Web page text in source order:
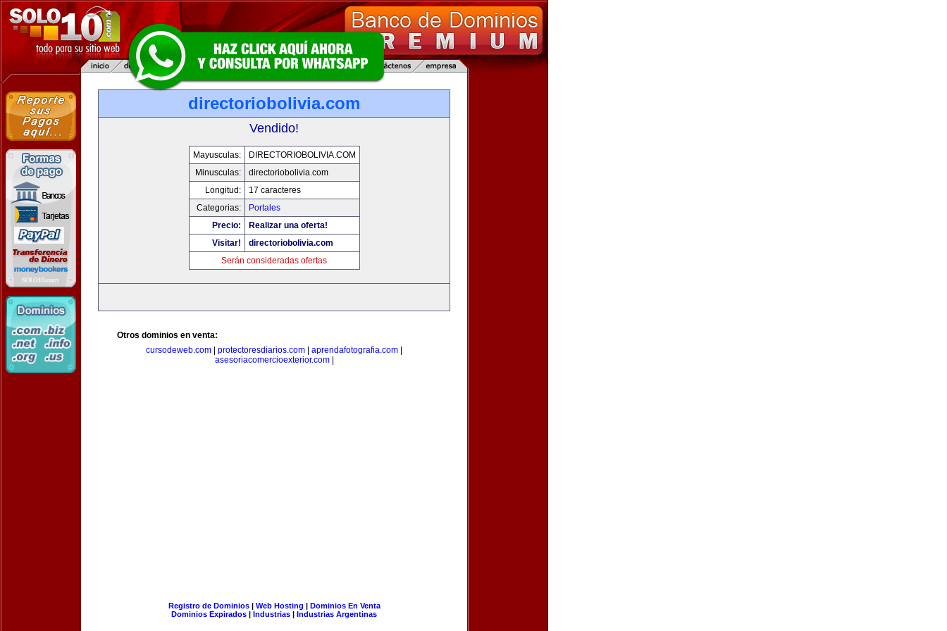
directoriobolivia.com
Vendido!
Mayusculas:
DIRECTORIOBOLIVIA.COM
Minusculas:
directoriobolivia.com
Longitud:
17 caracteres
Categorias:
Portales
Precio:
Realizar una oferta!
Visitar!
directoriobolivia.com
Serán consideradas ofertas
Otros dominios en venta:
cursodeweb.com
protectoresdiarios.com aprendafotografia.com
asesoriacomercioexterior.com|
Registro de Dominios| Web Hosting | Dominios En Venta
Dominios Expirados | Industrias | Industrias Argentinas